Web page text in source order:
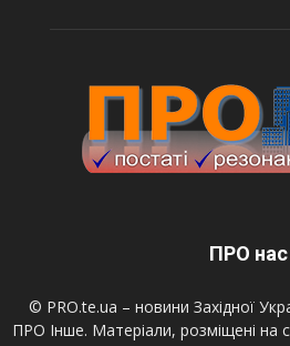
ПРО нас
© PRO.te.ua – новини Західної
ПРО Інше. Матеріали, розміщені на